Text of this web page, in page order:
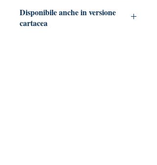
Disponibile anche in versione
cartacea